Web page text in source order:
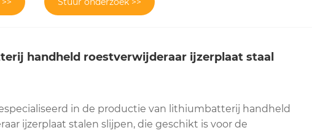
handheld roestverwijderaar ijzerplaat staal
in de productie van lithiumbatterij handheld
ijzerplaat stalen slijpen, die geschikt is voor de